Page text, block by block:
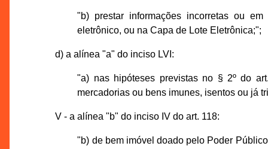
"b) prestar informações incorretas ou
eletrônico, ou na Capa de Lote Eletrônica;";
d) a alínea "a" do inciso LVI:
"a) nas hipóteses previstas no § 2º do
mercadorias ou bens imunes, isentos ou já
V - a alínea "b" do inciso IV do art. 118:
"b) de bem imóvel doado pelo Poder